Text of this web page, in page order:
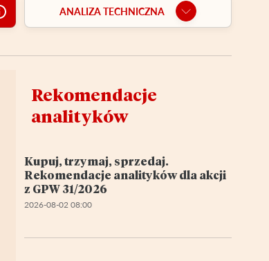
ANALIZA TECHNICZNA
Rekomendacje
analityków
Kupuj, trzymaj, sprzedaj.
Rekomendacje analityków dla akcji
z GPW 31/2026
2026-08-02 08:00